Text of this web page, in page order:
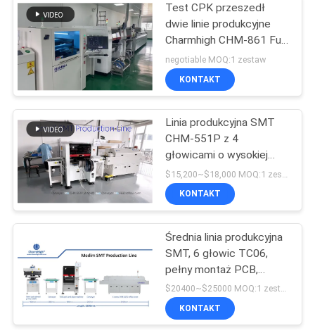
Test CPK przeszedł
dwie linie produkcyjne
Charmhigh CHM-861 Full
SMT IPC9850 26000cph
negotiable MOQ:1 zestaw
KONTAKT
Linia produkcyjna SMT
CHM-551P z 4
głowicami o wysokiej
precyzji z piecem do
lutowania rozpływowego
z 4 strefami do montażu
KONTAKT
Średnia linia produkcyjna
SMT, 6 głowic TC06,
pełny montaż PCB,
produkcja PCBA
$20400~$25000 MOQ:1 zestaw
KONTAKT